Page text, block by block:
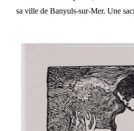
sa ville de Banyuls-sur-Mer. Une